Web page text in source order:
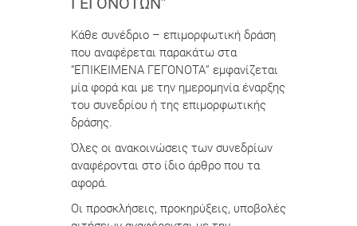
Κάθε συνέδριο – επιμορφωτική δράση
που αναφέρεται παρακάτω στα
“ΕΠΙΚΕΙΜΕΝΑ ΓΕΓΟΝΟΤΑ” εμφανίζεται
μία φορά και με την ημερομηνία έναρξης
του συνεδρίου ή της επιμορφωτικής
δράσης.
Όλες οι ανακοινώσεις των συνεδρίων
αναφέρονται στο ίδιο άρθρο που τα
αφορά.
Οι προσκλήσεις, προκηρύξεις, υποβολές